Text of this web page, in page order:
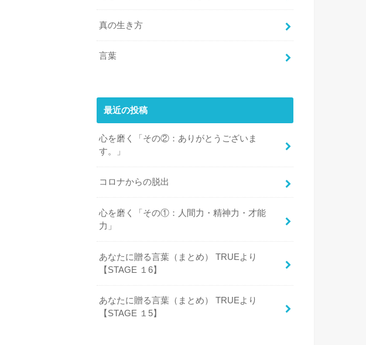
真の生き方
言葉
最近の投稿
心を磨く「その②：ありがとうございま
す。」
コロナからの脱出
心を磨く「その①：人間力・精神力・才能
力」
あなたに贈る言葉（まとめ） TRUEより
【STAGE １6】
あなたに贈る言葉（まとめ） TRUEより
【STAGE １5】